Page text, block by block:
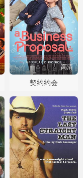
高清
契约约会